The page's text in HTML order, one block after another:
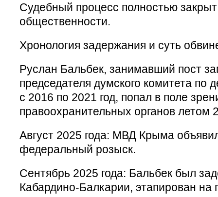
Судебный процесс полностью
общественности.
Хронология задержания и суть
Руслан Бальбек, занимавший пост
председателя думского комитета по
с 2016 по 2021 год, попал в поле
правоохранительных органов летом
Август 2025 года: МВД Крыма
федеральный розыск.
Сентябрь 2025 года: Бальбек был
Кабардино-Балкарии, этапирован